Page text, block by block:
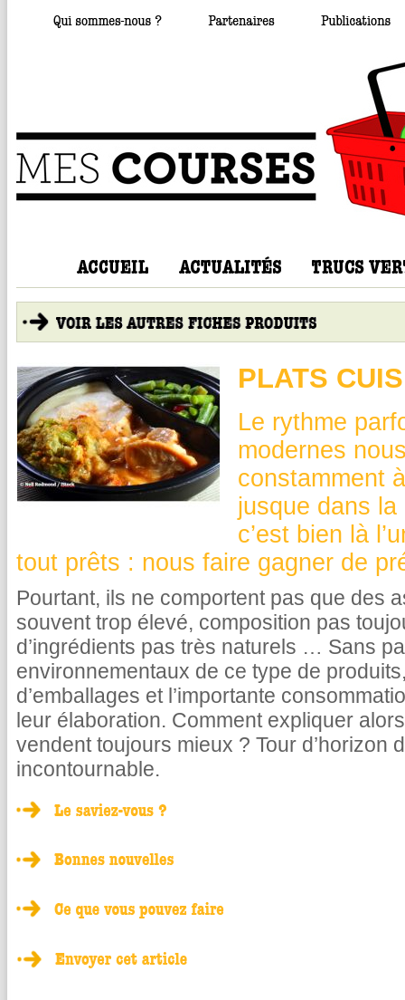
PLATS
Le rythme
modernes
constamment
jusque dans
c’est bien là
tout prêts : nous faire gagner de
Pourtant, ils ne comportent pas que des
souvent trop élevé, composition pas
d’ingrédients pas très naturels … Sans
environnementaux de ce type de
d’emballages et l’importante
leur élaboration. Comment expliquer
vendent toujours mieux ? Tour d’horizon
incontournable.